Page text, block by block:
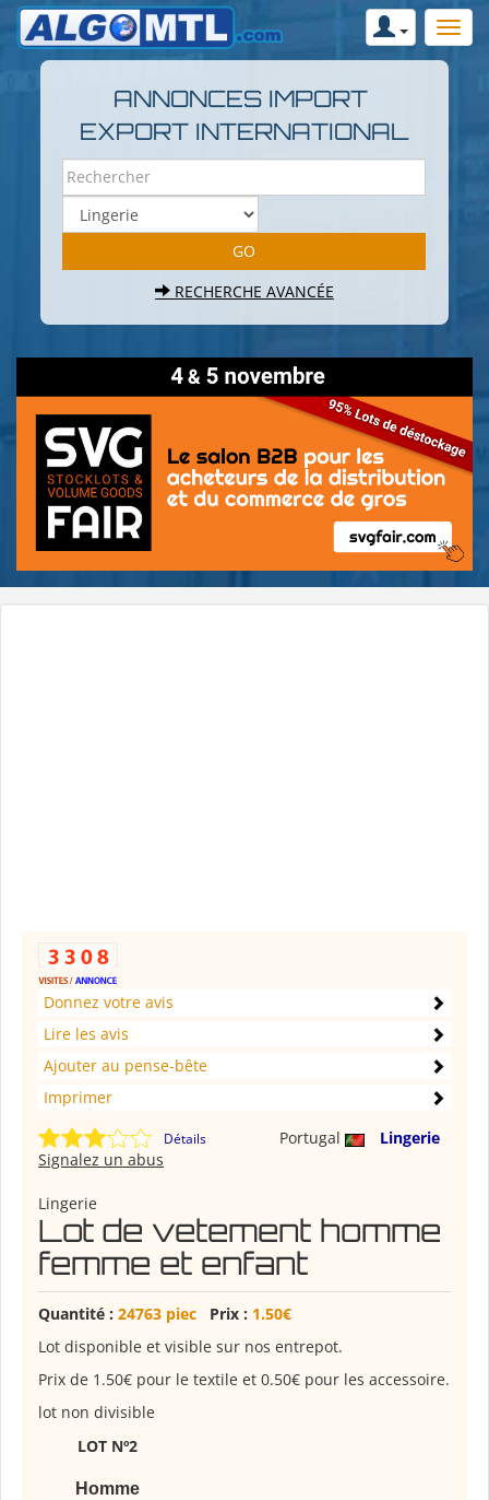
ANNONCES IMPORT
EXPORT INTERNATIONAL
RECHERCHE AVANCÉE
Donnez votre avis
Lire les avis
Ajouter au pense-bête
Imprimer
Détails Portugal
Lingerie
Signalez un abus
Lingerie
Lot de vetement homme
femme et enfant
Quantité : 24763 piec Prix : 1.50€
Lot disponible et visible sur nos entrepot.
Prix de 1.50€ pour le textile et 0.50€ pour les accessoire.
lot non divisible
LOT Nº2
Homme